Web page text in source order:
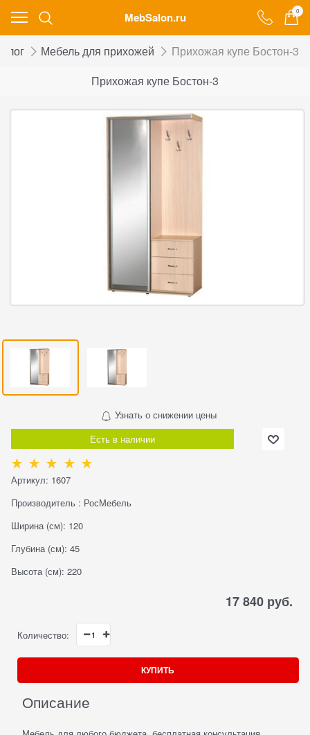
MebSalon.ru 0
Мебель для прихожей
Прихожая купе Бостон-3
Прихожая купе Бостон-3
Узнать о снижении цены
Есть в наличии
Артикул: 1607
Производитель : РосМебель
Ширина (см): 120
Глубина (см): 45
Высота (см): 220
17 840 руб.
Количество:
КУПИТЬ
Описание